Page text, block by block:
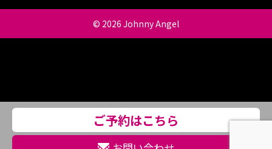
© 2026 Johnny Angel
ご予約はこちら